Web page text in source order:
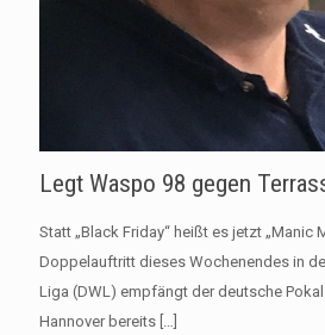
Legt Waspo 98 gegen
Statt „Black Friday“ heißt es jetzt „Manic
Doppelauftritt dieses Wochenendes in
Liga (DWL) empfängt der deutsche
Hannover bereits […]